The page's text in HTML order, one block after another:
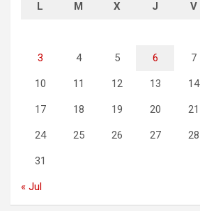
L M X J V
3 4 5 6 7
10 11 12 13 14
17 18 19 20 21
24 25 26 27 28
31
« Jul